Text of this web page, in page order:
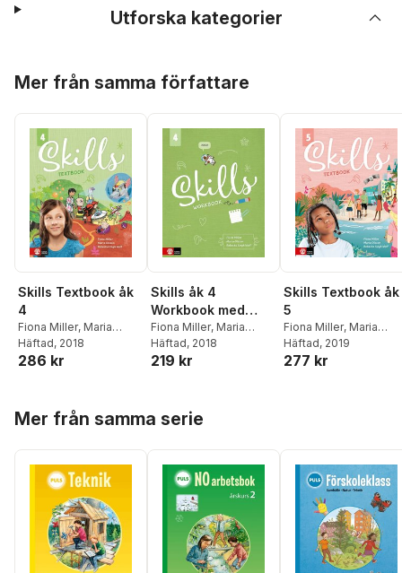
Utforska kategorier
Mer från samma författare
Skills Textbook åk
4
Fiona Miller, Maria
Olsson,Rebecka Ungh
Wolf
Häftad, 2018
286 kr
Skills åk 4
Workbook med
elevwebb
Fiona Miller, Maria
Olsson,Rebecka Ungh
Wolf
Häftad, 2018
219 kr
Skills Textbook åk
5
Fiona Miller, Maria
Olsson,Rebecka
Wolf
Häftad, 2019
277 kr
Mer från samma serie